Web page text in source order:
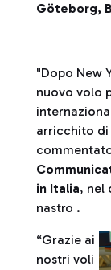
Göteborg,
"Dopo New
nuovo volo
arricchito di
in Italia, nel
nastro .
“Grazie ai
nostri voli